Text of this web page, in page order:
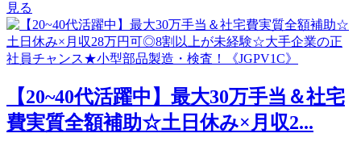
見る
【20~40代活躍中】最大30万手当＆社宅
費実質全額補助☆土日休み×月収2...